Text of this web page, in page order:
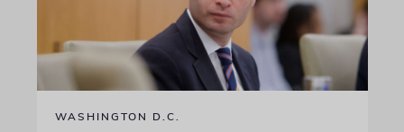
WASHINGTON D.C.